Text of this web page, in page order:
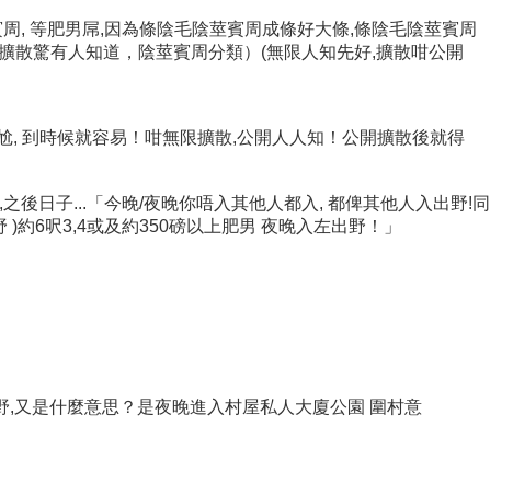
, 等肥男屌,因為條陰毛陰莖賓周成條好大條,條陰毛陰莖賓周
散驚有人知道，陰莖賓周分類）(無限人知先好,擴散咁公開
到時候就容易！咁無限擴散,公開人人知！公開擴散後就得
後日子...「今晚/夜晚你唔入其他人都入, 都俾其他人入出野!同
6呎3,4或及約350磅以上肥男 夜晚入左出野！」
又是什麼意思？是夜晚進入村屋私人大廈公園 圍村意